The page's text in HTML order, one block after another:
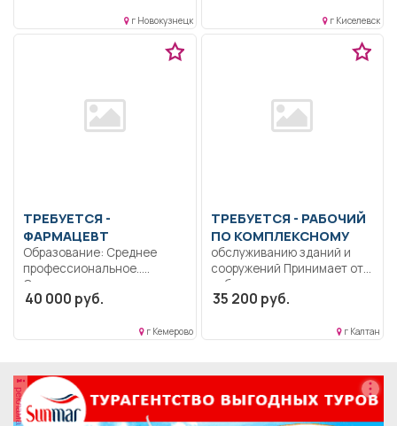
г Новокузнецк
ocoбeннocти, прaвила
экcплуaтации,назначение
г Киселевск
ТРЕБУЕТСЯ -
ФАРМАЦЕВТ
Образование: Среднее
профессиональное..
Осуществляет прием
рецептов и требований с...
40 000 руб.
г Кемерово
ТРЕБУЕТСЯ - РАБОЧИЙ
ПО КОМПЛЕКСНОМУ
обслуживанию зданий и
сооружений Принимает от
работников заявки на
ремонт,...
35 200 руб.
г Калтан
реклама